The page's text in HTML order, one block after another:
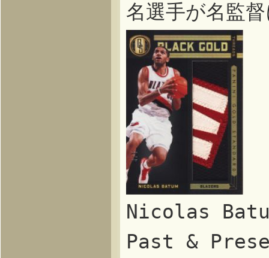
名選手が名監
Nicolas
Past &